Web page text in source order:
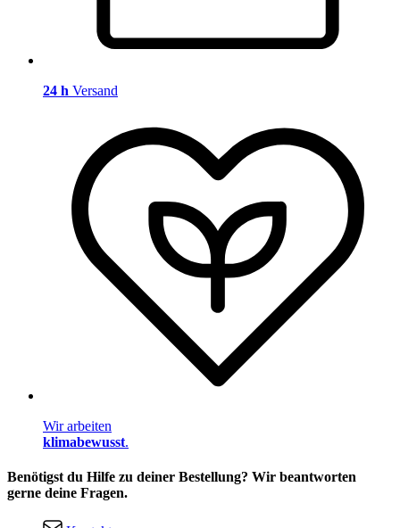
24 h Versand
Wir arbeiten
klimabewusst.
Benötigst du Hilfe zu deiner Bestellung? Wir beantworten
gerne deine Fragen.